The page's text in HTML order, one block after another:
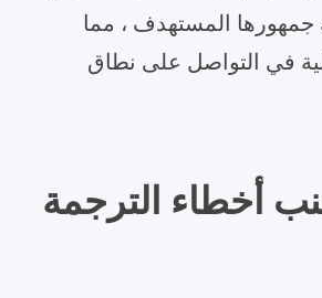
جمهورها المستهدف ، مما
في التواصل على نطاق
أخطاء الترجمة